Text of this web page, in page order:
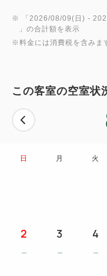
※ 「 2026/08/09(日) -
」の合計額を表示
※料金には消費税を含みま
この客室の空室状
日 月 火
2 3 4